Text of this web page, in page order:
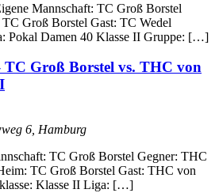
Mannschaft: TC Groß Borstel
Groß Borstel Gast: TC Wedel
Pokal Damen 40 Klasse II Gruppe: […]
TC Groß Borstel vs. THC von
6, Hamburg
TC Groß Borstel Gegner: THC
TC Groß Borstel Gast: THC von
Klasse II Liga: […]